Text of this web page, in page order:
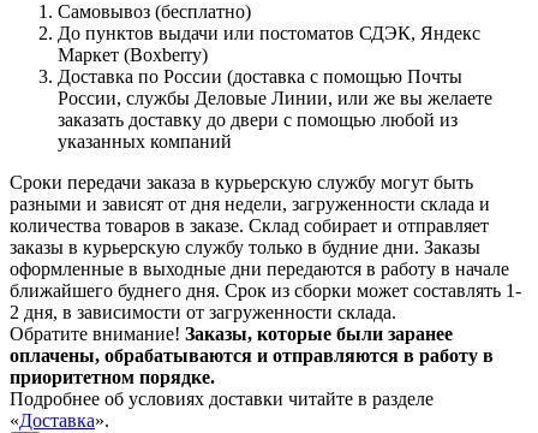
Самовывоз (бесплатно)
До пунктов выдачи или постоматов СДЭК, Яндекс
Маркет (Boxberry)
Доставка по России (доставка с помощью Почты
России, службы Деловые Линии, или же вы желаете
заказать доставку до двери с помощью любой из
указанных компаний
Сроки передачи заказа в курьерскую службу могут быть
разными и зависят от дня недели, загруженности склада и
количества товаров в заказе. Склад собирает и отправляет
заказы в курьерскую службу только в будние дни. Заказы
оформленные в выходные дни передаются в работу в начале
ближайшего буднего дня. Срок из сборки может составлять 1-
2 дня, в зависимости от загруженности склада.
Обратите внимание! Заказы, которые были заранее
оплачены, обрабатываются и отправляются в работу в
приоритетном порядке.
Подробнее об условиях доставки читайте в разделе
«Доставка».